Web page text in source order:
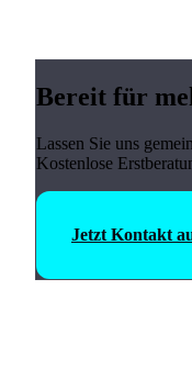
Bereit für
Lassen Sie uns
Kostenlose
Jetzt Kontakt